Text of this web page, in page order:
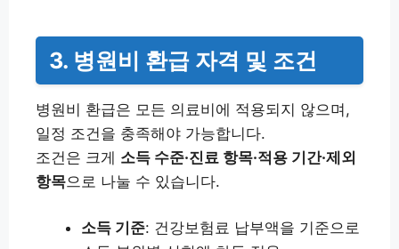
3. 병원비 환급 자격 및 조건
병원비 환급은 모든 의료비에 적용되지 않으며,
일정 조건을 충족해야 가능합니다.
조건은 크게 소득 수준·진료 항목·적용 기간·제외
항목으로 나눌 수 있습니다.
소득 기준: 건강보험료 납부액을 기준으로